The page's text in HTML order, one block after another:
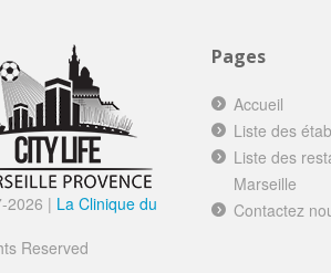
2026 | La Clinique du
Reserved
Pages
Accueil
Liste des
Liste des
Marseille
Contactez